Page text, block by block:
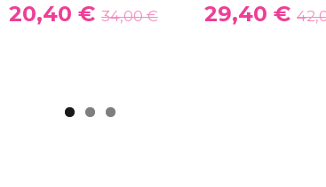
20,40 € 34,00 € 29,40 €